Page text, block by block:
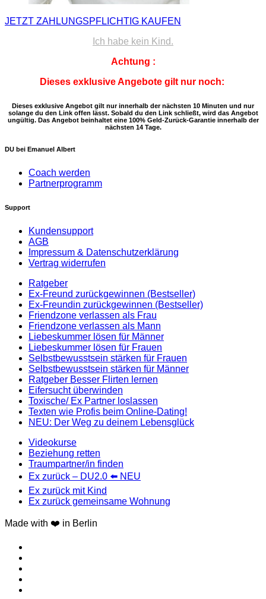
JETZT ZAHLUNGSPFLICHTIG KAUFEN
Ich habe kein Kind.
Achtung :
Dieses exklusive Angebote gilt nur noch:
Dieses exklusive Angebot gilt nur innerhalb der nächsten 10 Minuten und nur
solange du den Link offen lässt. Sobald du den Link schließt, wird das Angebot
ungültig. Das Angebot beinhaltet eine 100% Geld-Zurück-Garantie innerhalb der
nächsten 14 Tage.
DU bei Emanuel Albert
Coach werden
Partnerprogramm
Support
Kundensupport
AGB
Impressum & Datenschutzerklärung
Vertrag widerrufen
Ratgeber
Ex-Freund zurückgewinnen (Bestseller)
Ex-Freundin zurückgewinnen (Bestseller)
Friendzone verlassen als Frau
Friendzone verlassen als Mann
Liebeskummer lösen für Männer
Liebeskummer lösen für Frauen
Selbstbewusstsein stärken für Frauen
Selbstbewusstsein stärken für Männer
Ratgeber Besser Flirten lernen
Eifersucht überwinden
Toxische/ Ex Partner loslassen
Texten wie Profis beim Online-Dating!
NEU: Der Weg zu deinem Lebensglück
Videokurse
Beziehung retten
Traumpartner/in finden
Ex zurück – DU2.0 ⬅️ NEU
Ex zurück mit Kind
Ex zurück gemeinsame Wohnung
Made with ❤️ in Berlin